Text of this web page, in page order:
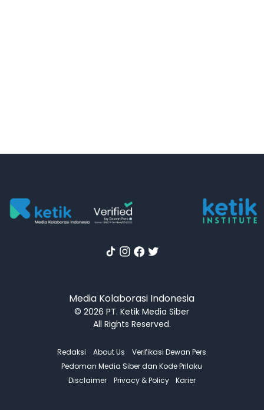
Media Kolaborasi Indonesia
© 2026 PT. Ketik Media Siber
All Rights Reserved.
Redaksi About Us
Verifikasi Dewan Pers
Pedoman Media Siber dan Kode Prilaku
Disclaimer
Privacy & Policy Karier